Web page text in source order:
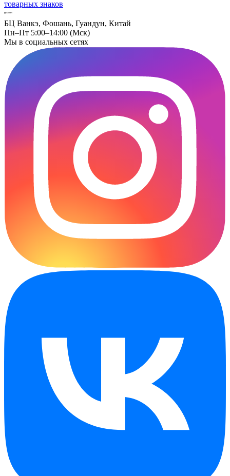
товарных знаков
БЦ Ванкэ, Фошань, Гуандун, Китай
Пн–Пт 5:00–14:00 (Мск)
Мы в социальных сетях